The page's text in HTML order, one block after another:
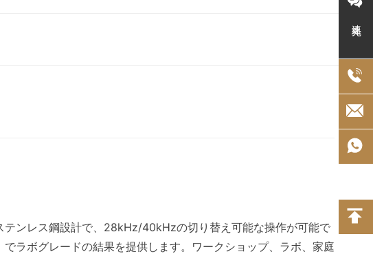
ンレス鋼設計で、28kHz/40kHzの切り替え可能な操作が可能で
ラボグレードの結果を提供します。ワークショップ、ラボ、家庭